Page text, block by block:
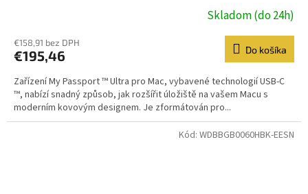
Skladom (do 24h)
€158,91 bez DPH
€195,46 Do košíka
Zařízení My Passport ™ Ultra pro Mac, vybavené technologií USB-C
™, nabízí snadný způsob, jak rozšířit úložiště na vašem Macu s
moderním kovovým designem. Je zformátován pro...
Kód: WDBBGB0060HBK-EESN